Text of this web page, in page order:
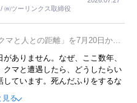
、青森に行ったと聞くと、疲れ
。
㈱ツーリンクス取締役
マと人との距離」を7月20日から
ありません。なぜ、ここ数年、
マと遭遇したら、どうしたらい
ています。死んだふりをするな
んな中で、この企画展はタイム
見る